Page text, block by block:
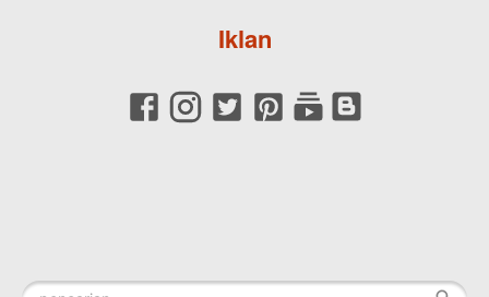
Iklan